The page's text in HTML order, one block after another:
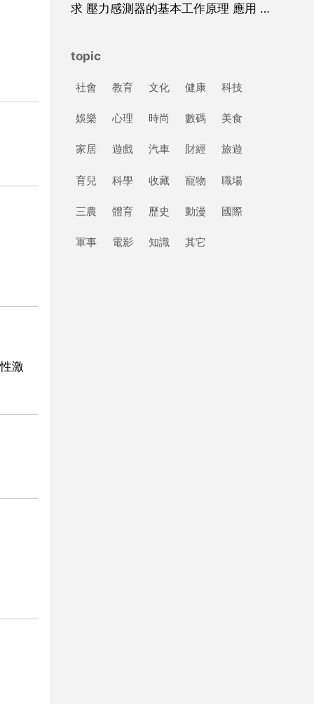
激
求 壓力感測器的基本工作原理 應用 和設計 方面的資料
topic
社會 教育 文化 健康 科技
娛樂 心理 時尚 數碼 美食
家居 遊戲 汽車 財經 旅遊
育兒 科學 收藏 寵物 職場
三農 體育 歷史 動漫 國際
軍事 電影 知識 其它